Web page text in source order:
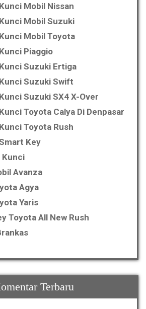
Mobil Nissan
Mobil Suzuki
Mobil Toyota
Piaggio
Suzuki Ertiga
Suzuki Swift
Suzuki SX4 X-Over
Toyota Calya Di Denpasar
Toyota Rush
Key
Kunci
Avanza
Agya
Yaris
Toyota All New Rush
Terbaru